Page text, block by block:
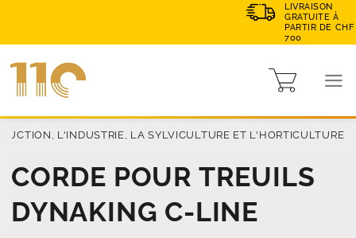
LIVRAISON
GRATUITE À
PARTIR DE CHF
700
L'INDUSTRIE, LA SYLVICULTURE ET L'HORTICULTURE
CORDE POUR TREUILS
DYNAKING C-LINE